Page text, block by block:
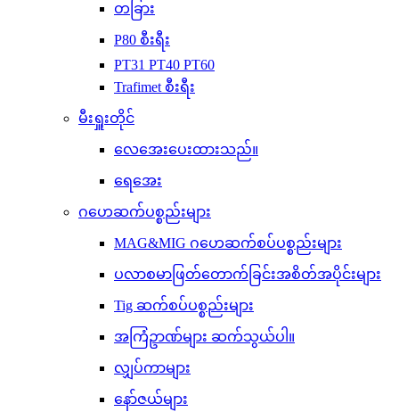
တခြား
P80 စီးရီး
PT31 PT40 PT60
Trafimet စီးရီး
မီးရှူးတိုင်
လေအေးပေးထားသည်။
ရေအေး
ဂဟေဆက်ပစ္စည်းများ
MAG&MIG ဂဟေဆက်စပ်ပစ္စည်းများ
ပလာစမာဖြတ်တောက်ခြင်းအစိတ်အပိုင်းများ
Tig ဆက်စပ်ပစ္စည်းများ
အကြံဥာဏ်များ ဆက်သွယ်ပါ။
လျှပ်ကာများ
နော်ဇယ်များ